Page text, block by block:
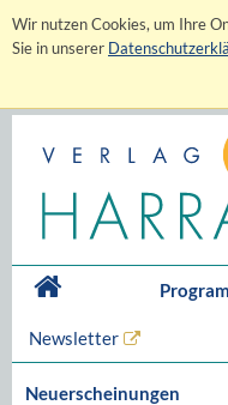
Wir nutzen Cookies, um Ihre
Sie in unserer
Newsletter
Neuerscheinungen